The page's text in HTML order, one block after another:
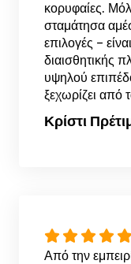
κορυφαίες.
σταμάτησα
επιλογές –
διαισθητικής
υψηλού
ξεχωρίζει από
Κρίστι
Από την